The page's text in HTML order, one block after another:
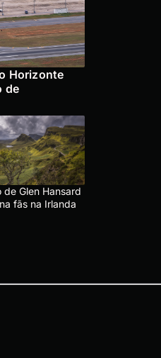
Horizonte
de
de Glen Hansard
fãs na Irlanda